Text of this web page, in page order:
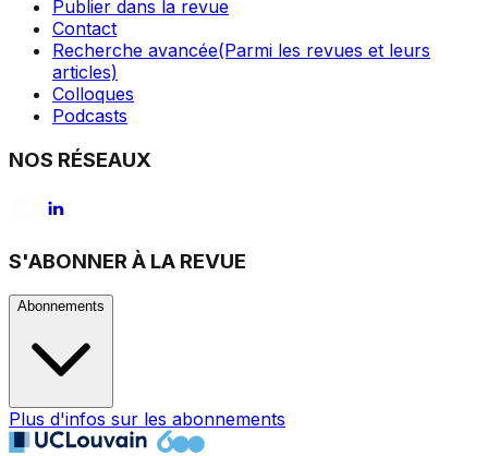
Publier dans la revue
Contact
Recherche avancée(Parmi les revues et leurs
articles)
Colloques
Podcasts
NOS RÉSEAUX
S'ABONNER À LA REVUE
Abonnements
Plus d'infos sur les abonnements